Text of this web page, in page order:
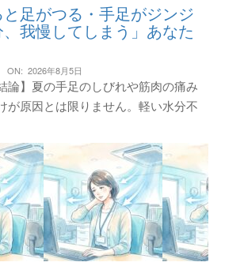
と足がつる・手足がジンジ
我慢してしまう」あなた
ON: 2026年8月5日
論】夏の手足のしびれや筋肉の痛み
が原因とは限りません。軽い水分不